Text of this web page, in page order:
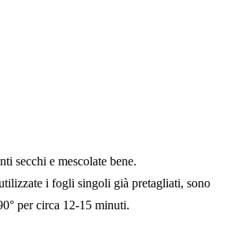
secchi e mescolate bene.
i fogli singoli già pretagliati, sono
per circa 12-15 minuti.